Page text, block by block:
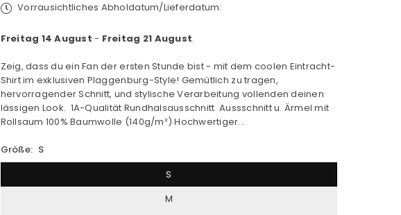
Vorrausichtliches Abholdatum/Lieferdatum:
Freitag 14 August - Freitag 21 August.
Zeig, dass du ein Fan der ersten Stunde bist - mit dem coolen Eintracht-
Shirt im exklusiven Plaggenburg-Style! Gemütlich zu tragen,
hervorragender Schnitt, und stylische Verarbeitung vollenden deinen
lässigen Look. 1A-Qualität Rundhalsausschnitt Aussschnitt u. Ärmel mit
Rollsaum 100% Baumwolle (140g/m²) Hochwertiger...
Größe: S
S
M